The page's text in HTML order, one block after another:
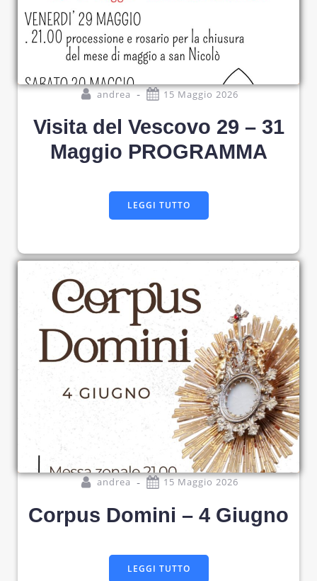
andrea - 15 Maggio 2026
Visita del Vescovo 29 – 31
Maggio PROGRAMMA
LEGGI TUTTO
andrea - 15 Maggio 2026
Corpus Domini – 4 Giugno
LEGGI TUTTO